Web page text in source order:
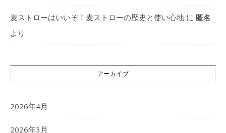
麦ストローはいいぞ！麦ストローの歴史と使い心地 に 匿名
より
アーカイブ
2026年4月
2026年3月